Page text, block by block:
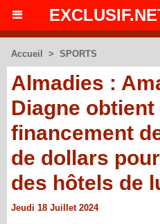
Accueil > SPORTS
Almadies :
Diagne obtient
financement
de dollars
des hôtels de
Jeudi 18 Juillet 2024